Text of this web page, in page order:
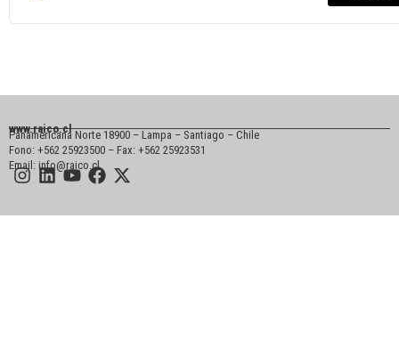
www.raico.cl
Panamericana Norte 18900 – Lampa – Santiago – Chile
Fono: +562 25923500 – Fax: +562 25923531
Email: info@raico.cl